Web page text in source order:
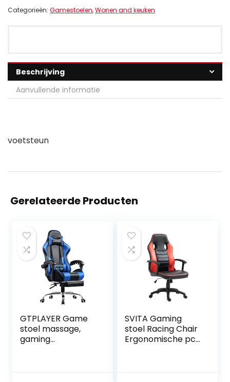
Categorieën: Gamestoelen,Wonen and keuken
Beschrijving
Aanvullende informatie
voetsteun
Gerelateerde Producten
GTPLAYER Game
stoel massage,
gaming
SVITA Gaming
stoel Racing Chair
Ergonomische pc-